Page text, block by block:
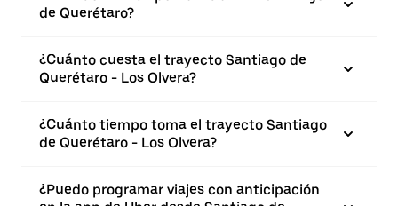
de Querétaro?
¿Cuánto cuesta el trayecto Santiago de
Querétaro - Los Olvera?
¿Cuánto tiempo toma el trayecto Santiago
de Querétaro - Los Olvera?
¿Puedo programar viajes con anticipación